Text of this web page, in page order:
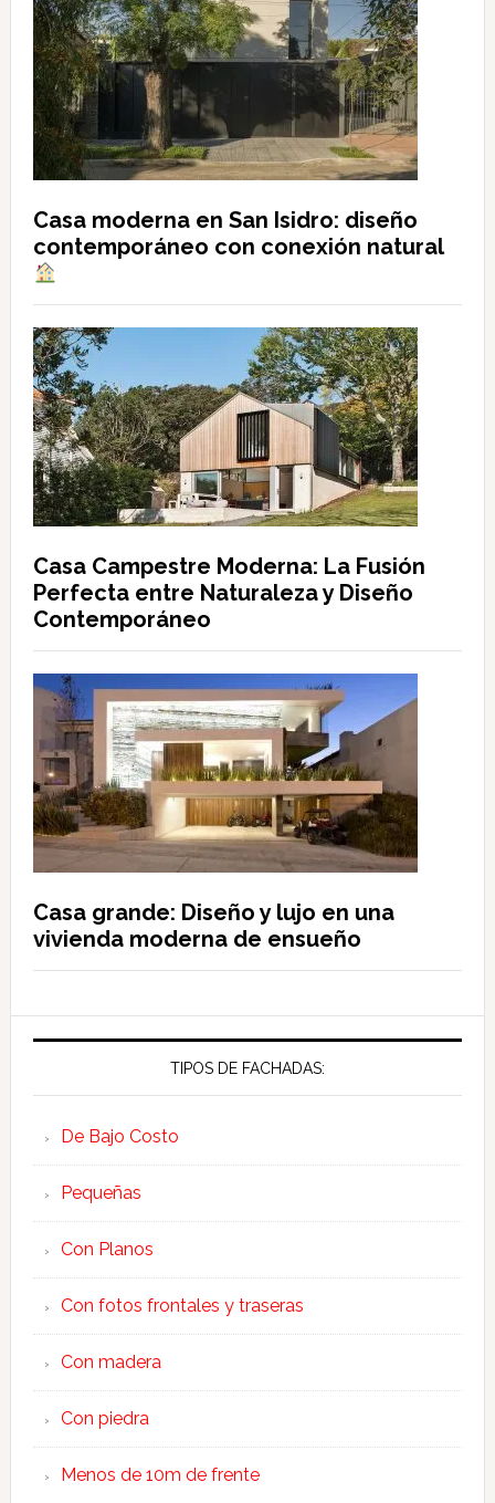
Casa moderna en San Isidro: diseño
contemporáneo con conexión natural
Casa Campestre Moderna: La Fusión
Perfecta entre Naturaleza y Diseño
Contemporáneo
Casa grande: Diseño y lujo en una
vivienda moderna de ensueño
TIPOS DE FACHADAS:
De Bajo Costo
Pequeñas
Con Planos
Con fotos frontales y traseras
Con madera
Con piedra
Menos de 10m de frente